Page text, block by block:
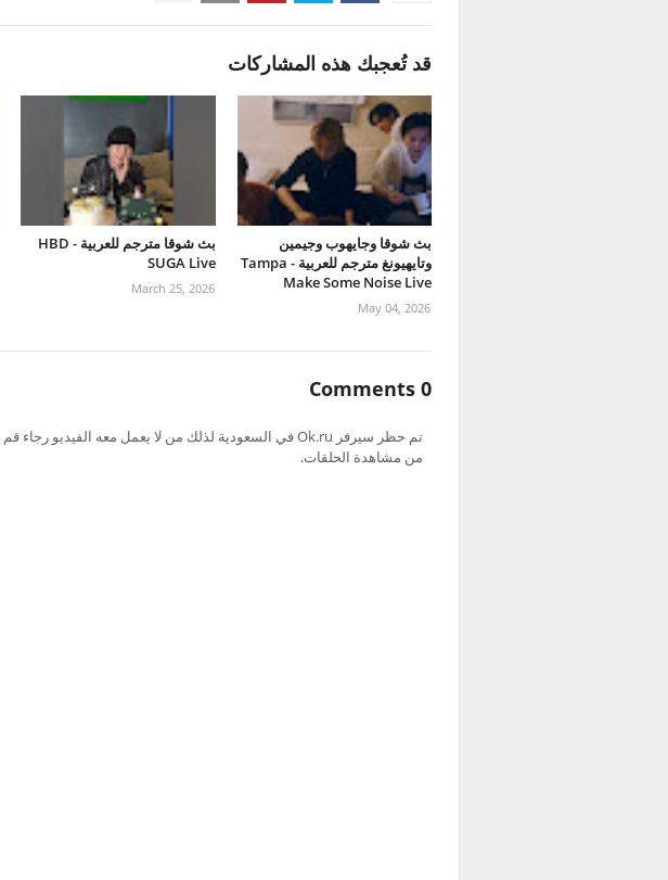
قد تُعجبك هذه المشاركات
بث شوقا وجايهوب وجيمين
وتايهيونغ مترجم للعربية - Tampa
Make Some Noise Live
May 04, 2026
بث شوقا مترجم للعربية - HBD
SUGA Live
March 25, 2026
0 Comments
من مشاهدة الحلقات.